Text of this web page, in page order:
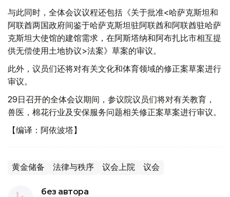
与此同时，全体会议议程还包括《关于批准<哈萨克斯坦和
阿联酋两国政府间鉴于哈萨克斯坦驻阿联酋和阿联酋驻哈萨
克斯坦大使馆的建馆需求，在阿斯塔纳和阿布扎比市相互提
供无偿使用土地协议>法案》草案的审议。
此外，议员们还将对有关文化和体育领域的修正案草案进行
审议。
29日召开的全体会议期间，参议院议员们将对有关教育，
兽医，棉花行业及安保服务问题相关修正案草案进行审议。
【编译：阿依波塔】
黄金储备 法律与秩序 议会上院 议会
без автора